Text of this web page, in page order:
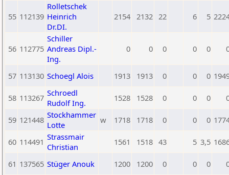
55 112139
Rolletschek
Heinrich
Dr.DI.
2154 2132 22 6 5
56 112775
Schiller
Andreas Dipl.-
Ing.
0 0 0 0 0
57 113130 Schoegl Alois 1913 1913 0 0 0
58 113267 Schroedl
Rudolf Ing.
1528 1528 0 0 0
59 121448 Stockhammer
Lotte
w 1718 1718 0 0 0
60 114491 Strassmair
Christian
1561 1518 43 5 3,5
61 137565 Stüger Anouk 1200 1200 0 0 0